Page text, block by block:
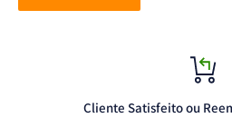
Cliente Satisfeito ou